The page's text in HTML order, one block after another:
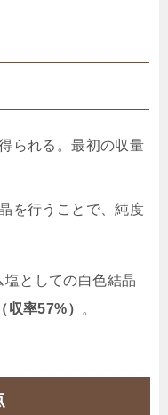
られる。最初の収量
を行うことで、純度
としての白色結晶
収率57%） 。